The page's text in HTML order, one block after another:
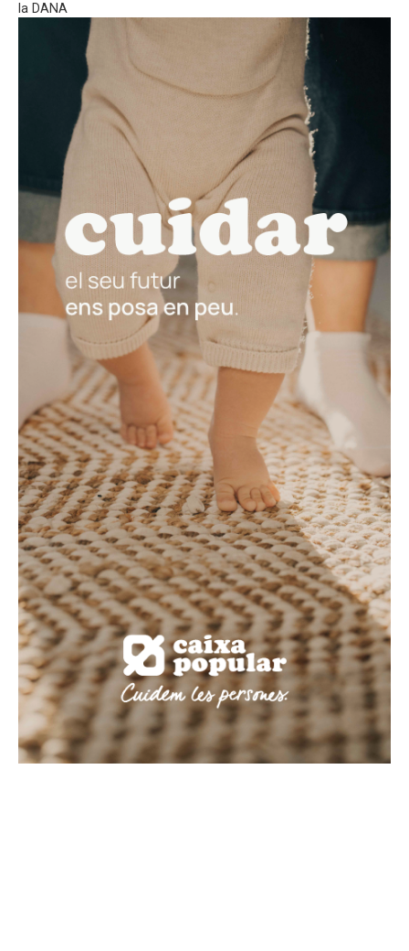
la DANA